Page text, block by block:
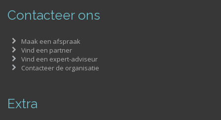
Contacteer ons
Maak een afspraak
Vind een partner
Vind een expert-adviseur
Contacteer de organisatie
Extra